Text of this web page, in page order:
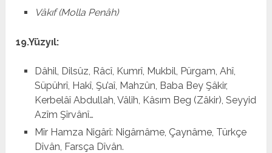
Vâkıf (Molla Penâh)
19.Yüzyıl:
Dâhil, Dilsûz, Râcî, Kumrî, Mukbil, Pürgam, Ahî,
Süpührî, Hakî, Şu’aî, Mahzûn, Baba Bey Şâkir,
Kerbelâî Abdullah, Vâlih, Kâsım Beg (Zâkir), Seyyid
Azîm Şîrvânî…
Mîr Hamza Nigârî: Nigârnâme, Çaynâme, Türkçe
Dîvân, Farsça Dîvân.